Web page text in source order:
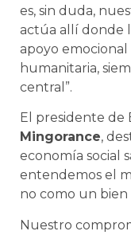
es, sin duda,
actúa allí donde
apoyo
humanitaria,
central”.
El presidente de
Mingorance,
economía social
entendemos el
no como un bien
Nuestro